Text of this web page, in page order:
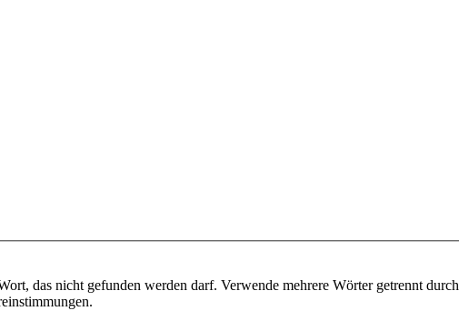
das nicht gefunden werden darf. Verwende mehrere Wörter getrennt durch